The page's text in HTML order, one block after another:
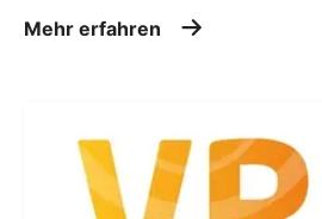
Mehr erfahren